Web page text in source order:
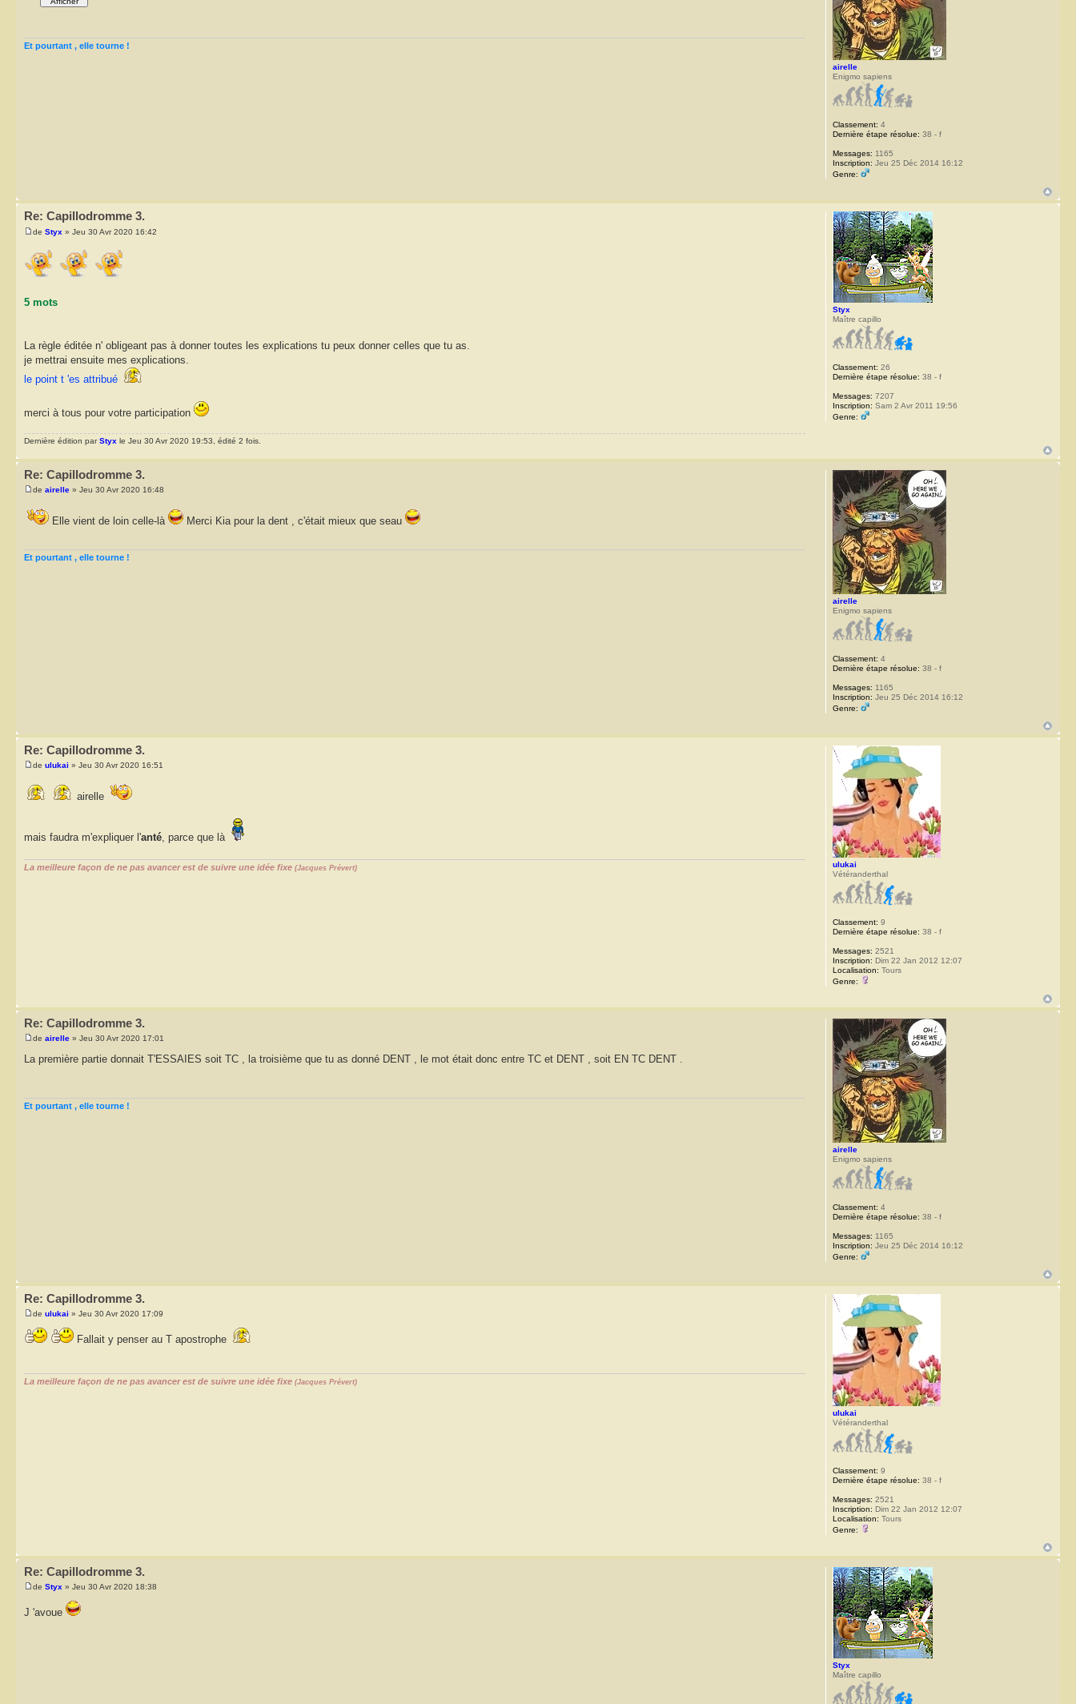
Et pourtant , elle tourne !
airelle
Enigmo sapiens
Classement: 4
Dernière étape résolue: 38 - f
Messages: 1165
Inscription: Jeu 25 Déc 2014 16:12
Genre:
Re: Capillodromme 3.
de Styx » Jeu 30 Avr 2020 16:42
5 mots
La règle éditée n' obligeant pas à donner toutes les explications tu peux donner celles que tu as.
je mettrai ensuite mes explications.
le point t 'es attribué
merci à tous pour votre participation
Dernière édition parStyx le Jeu 30 Avr 2020 19:53, édité 2 fois.
Styx
Maître capillo
Classement: 26
Dernière étape résolue: 38 - f
Messages: 7207
Inscription: Sam 2 Avr 2011 19:56
Genre:
Re: Capillodromme 3.
de airelle » Jeu 30 Avr 2020 16:48
Elle vient de loin celle-là Merci Kia pour la dent , c'était mieux que seau
Et pourtant , elle tourne !
airelle
Enigmo sapiens
Classement: 4
Dernière étape résolue: 38 - f
Messages: 1165
Inscription: Jeu 25 Déc 2014 16:12
Genre:
Re: Capillodromme 3.
de ulukai » Jeu 30 Avr 2020 16:51
airelle
mais faudra m'expliquer l'anté, parce que là
La meilleure façon de ne pas avancer est de suivre une idée fixe (Jacques Prévert)
ulukai
Vétéranderthal
Classement: 9
Dernière étape résolue: 38 - f
Messages: 2521
Inscription: Dim 22 Jan 2012 12:07
Localisation: Tours
Genre:
Re: Capillodromme 3.
de airelle » Jeu 30 Avr 2020 17:01
La première partie donnait T'ESSAIES soit TC , la troisième que tu as donné DENT , le mot était donc entre TC et DENT , soit EN TC DENT .
Et pourtant , elle tourne !
airelle
Enigmo sapiens
Classement: 4
Dernière étape résolue: 38 - f
Messages: 1165
Inscription: Jeu 25 Déc 2014 16:12
Genre:
Re: Capillodromme 3.
de ulukai » Jeu 30 Avr 2020 17:09
Fallait y penser au T apostrophe
La meilleure façon de ne pas avancer est de suivre une idée fixe (Jacques Prévert)
ulukai
Vétéranderthal
Classement: 9
Dernière étape résolue: 38 - f
Messages: 2521
Inscription: Dim 22 Jan 2012 12:07
Localisation: Tours
Genre:
Re: Capillodromme 3.
de Styx » Jeu 30 Avr 2020 18:38
J 'avoue
Styx
Maître capillo